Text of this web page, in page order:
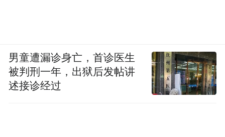
男童遭漏诊身亡，首诊医生
被判刑一年，出狱后发帖讲
述接诊经过